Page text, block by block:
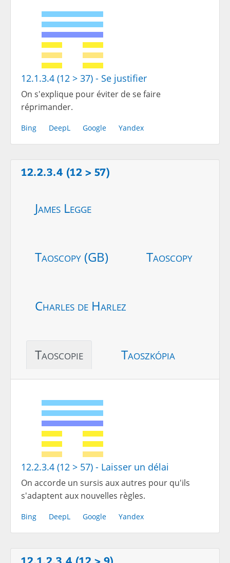
12.1.3.4 (12 > 37) - Se justifier
On s'explique pour éviter de se faire
réprimander.
Bing DeepL Google Yandex
12.2.3.4 (12 > 57)
James Legge
Taoscopy (GB) Taoscopy
Charles de Harlez
Taoscopie Taoszkópia
12.2.3.4 (12 > 57) - Laisser un délai
On accorde un sursis aux autres pour qu'ils
s'adaptent aux nouvelles règles.
Bing DeepL Google Yandex
12.1.2.3.4 (12 > 9)